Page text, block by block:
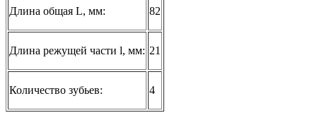
Длина общая L, мм: 82
Длина режущей части l, мм: 21
Количество зубьев: 4